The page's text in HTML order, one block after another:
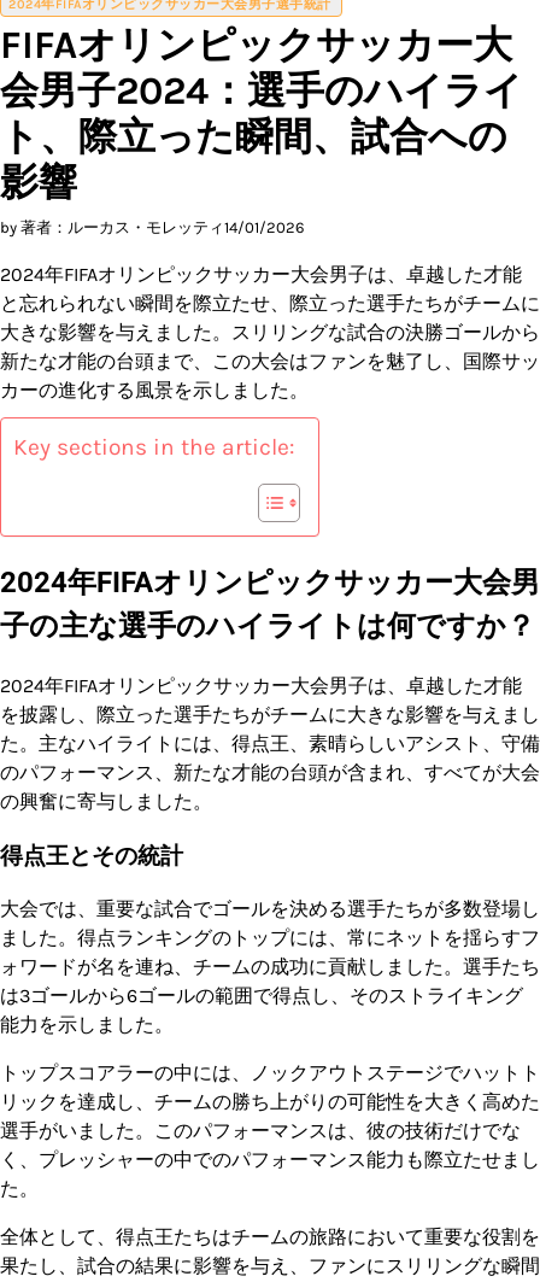
2024年FIFAオリンピックサッカー大会男子選手統計
FIFAオリンピックサッカー大
会男子2024：選手のハイライ
ト、際立った瞬間、試合への
影響
by 著者：ルーカス・モレッティ14/01/2026
2024年FIFAオリンピックサッカー大会男子は、卓越した才能
と忘れられない瞬間を際立たせ、際立った選手たちがチームに
大きな影響を与えました。スリリングな試合の決勝ゴールから
新たな才能の台頭まで、この大会はファンを魅了し、国際サッ
カーの進化する風景を示しました。
Key sections in the article:
2024年FIFAオリンピックサッカー大会男
子の主な選手のハイライトは何ですか？
2024年FIFAオリンピックサッカー大会男子は、卓越した才能
を披露し、際立った選手たちがチームに大きな影響を与えまし
た。主なハイライトには、得点王、素晴らしいアシスト、守備
のパフォーマンス、新たな才能の台頭が含まれ、すべてが大会
の興奮に寄与しました。
得点王とその統計
大会では、重要な試合でゴールを決める選手たちが多数登場し
ました。得点ランキングのトップには、常にネットを揺らすフ
ォワードが名を連ね、チームの成功に貢献しました。選手たち
は3ゴールから6ゴールの範囲で得点し、そのストライキング
能力を示しました。
トップスコアラーの中には、ノックアウトステージでハットト
リックを達成し、チームの勝ち上がりの可能性を大きく高めた
選手がいました。このパフォーマンスは、彼の技術だけでな
く、プレッシャーの中でのパフォーマンス能力も際立たせまし
た。
全体として、得点王たちはチームの旅路において重要な役割を
果たし、試合の結果に影響を与え、ファンにスリリングな瞬間